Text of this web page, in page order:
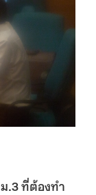
ม.3 ที่ต้องทำ